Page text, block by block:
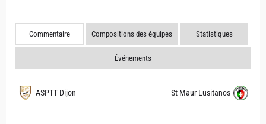
Commentaire Compositions des équipes Statistiques
Événements
ASPTT Dijon St Maur Lusitanos